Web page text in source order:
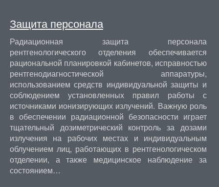
Защита персонала
Радиационная защита персонала
рентгенологического отделения обеспечивается
рациональной планировкой кабинетов, исправностью
рентгенодиагностической аппаратуры,
использованием средств индивидуальной защиты и
соблюдением установленных правил работы с
источниками ионизирующих излучений. Важную роль
в обеспечении радиационной безопасности играет
тщательный дозиметрический контроль за дозами
излучения на рабочих местах и индивидуальным
облучением лиц, работающих в рентгенологическом
отделении, а также медицинское наблюдение за
состоянием…